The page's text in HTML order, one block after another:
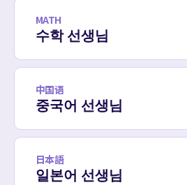
MATH
수학 선생님
中国语
중국어 선생님
日本語
일본어 선생님